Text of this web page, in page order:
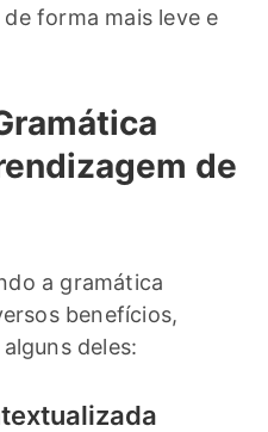
forma mais leve e
de
a gramática
benefícios,
deles: